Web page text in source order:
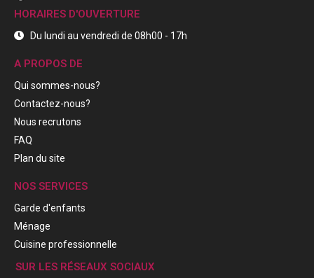
HORAIRES D'OUVERTURE
Du lundi au vendredi de 08h00 - 17h
A PROPOS DE
Qui sommes-nous?
Contactez-nous?
Nous recrutons
FAQ
Plan du site
NOS SERVICES
Garde d'enfants
Ménage
Cuisine professionnelle
SUR LES RÉSEAUX SOCIAUX